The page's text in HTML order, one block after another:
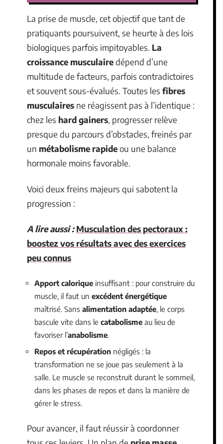
La prise de muscle, cet objectif que tant de
pratiquants poursuivent, se heurte à des lois
biologiques parfois impitoyables. La
croissance musculairedépend d’une
multitude de facteurs, parfois contradictoires
et souvent sous-évalués. Toutes les fibres
musculaires ne réagissent pas à l’identique :
chez les hard gainers, progresser relève
presque du parcours d’obstacles, freinés par
un métabolisme rapideou une balance
hormonale moins favorable.
Voici deux freins majeurs qui sabotent la
progression :
A lire aussi : Musculation des pectoraux :
boostez vos résultats avec des exercices
peu connus
Apport calorique insuffisant : pour construire du
muscle, il faut un excédent énergétique
maîtrisé. Sans alimentation adaptée , le corps
bascule vite dans le catabolisme au lieu de
favoriser l’anabolisme
Repos et récupération négligés : la
transformation ne se joue pas seulement à la
salle. Le muscle se reconstruit durant le sommeil,
dans les phases de repos et dans la manière de
gérer le stress.
Pour avancer, il faut réussir à coordonner